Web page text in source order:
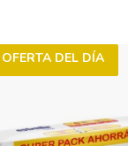
OFERTA DEL DÍA